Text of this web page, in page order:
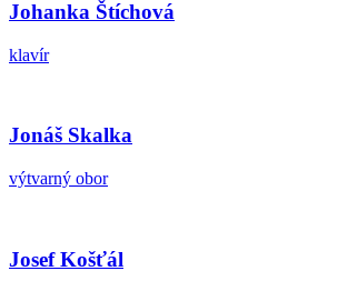
Johanka Štíchová
klavír
Jonáš Skalka
výtvarný obor
Josef Košťál